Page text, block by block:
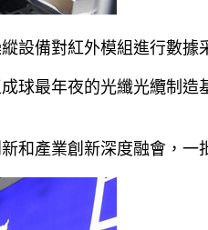
備對紅外模組進行數據
球最年夜的光纖光纜制
和產業創新深度融會，一